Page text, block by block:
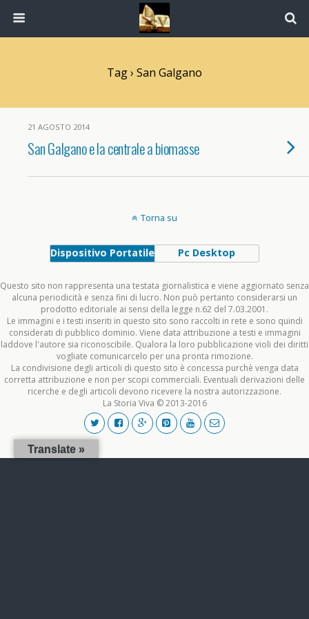
Tag › San Galgano
21 AGOSTO 2014
San Galgano e la centrale a biomasse
Torna su
Dispositivo Portatile Pc Desktop
Questo sito non rappresenta una testata giornalistica e viene aggiornato senza
alcuna periodicità e senza fini di lucro. Non può pertanto considerarsi un
prodotto editoriale ai sensi della legge n.62 del 7.03.2001.
Le immagini e i testi inseriti in questo sito sono raccolti in rete e sono quindi
considerati di pubblico dominio. Viene data attribuzione a testi e immagini
laddove l'autore sia riconoscibile. Qualora la loro pubblicazione violi dei diritti
vogliate comunicarcelo per una pronta rimozione.
La condivisione degli articoli di questo sito è concessa purchè venga data
corretta attribuzione e non per scopi commerciali. Eventuali derivazioni delle
ricerche e degli articoli devono ricevere la nostra autorizzazione.
La Storia Viva © 2013-2016
Translate »